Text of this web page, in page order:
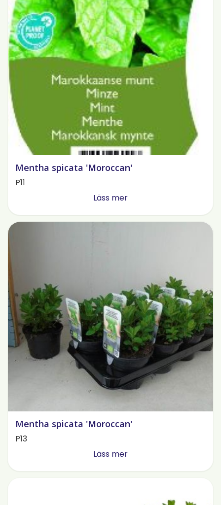
Mentha spicata 'Moroccan'
P11
Läss mer
Mentha spicata 'Moroccan'
P13
Läss mer